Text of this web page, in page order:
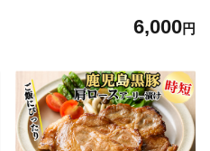
6,000円